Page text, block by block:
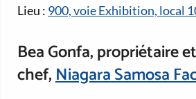
Lieu : 900, voie Exhibition, local
Bea Gonfa, propriétaire et
chef,Niagara Samosa